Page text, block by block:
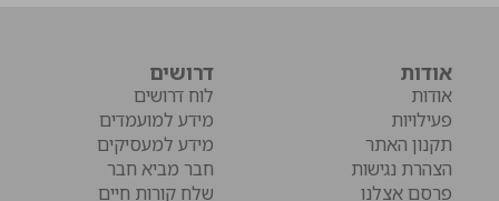
אודות
אודות
פעילויות
תקנון האתר
הצהרת נגישות
פרסם אצלנו
דרושים
לוח דרושים
מידע למועמדים
מידע למעסיקים
חבר מביא חבר
שלח קורות חיים